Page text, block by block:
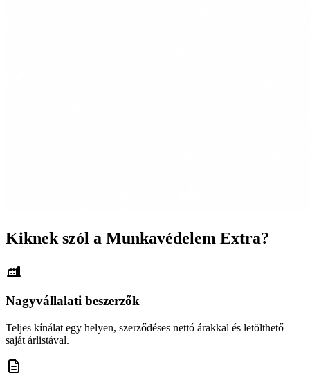
Kiknek szól a Munkavédelem Extra?
Nagyvállalati beszerzők
Teljes kínálat egy helyen, szerződéses nettó árakkal és letölthető
saját árlistával.